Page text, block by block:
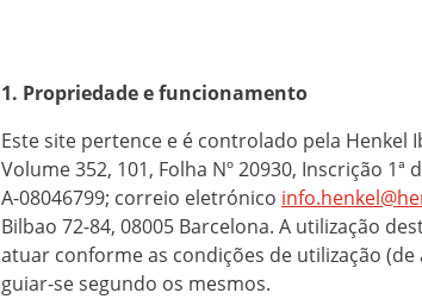
1. Propriedade e funcionamento
Este site pertence e é controlado pela Henkel
Volume 352, 101, Folha Nº 20930, Inscrição
A-08046799; correio eletrónico
Bilbao 72-84, 08005 Barcelona. A utilização
atuar conforme as condições de utilização
guiar-se segundo os mesmos.